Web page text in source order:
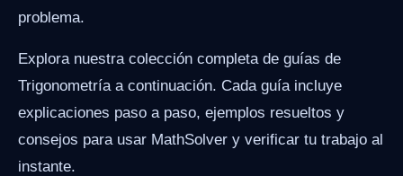
problema.
Explora nuestra colección completa de guías de
Trigonometría a continuación. Cada guía incluye
explicaciones paso a paso, ejemplos resueltos y
consejos para usar MathSolver y verificar tu trabajo al
instante.